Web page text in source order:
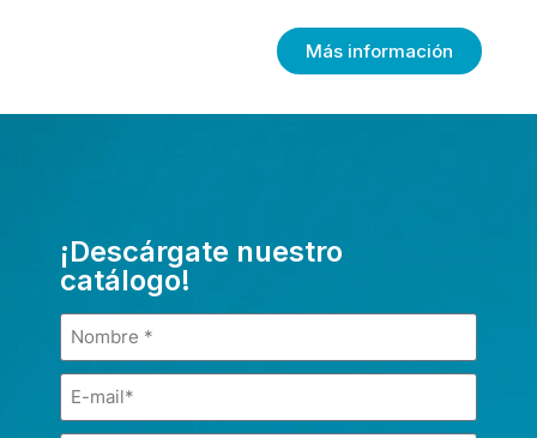
Más información
¡Descárgate nuestro
catálogo!